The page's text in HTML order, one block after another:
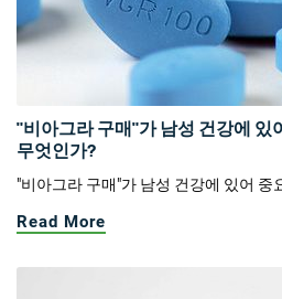
"비아그라 구매"가 남성 건강에 있
무엇인가?
"비아그라 구매"가 남성 건강에 있어 중
Read More